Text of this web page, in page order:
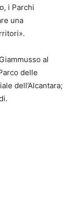
i Parchi
una
al
delle
dell’Alcantara;